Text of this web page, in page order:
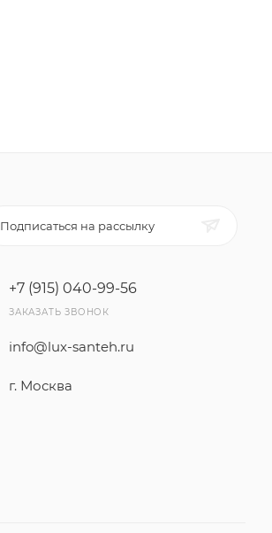
Подписаться на рассылку
+7 (915) 040-99-56
ЗАКАЗАТЬ ЗВОНОК
info@lux-santeh.ru
г. Москва